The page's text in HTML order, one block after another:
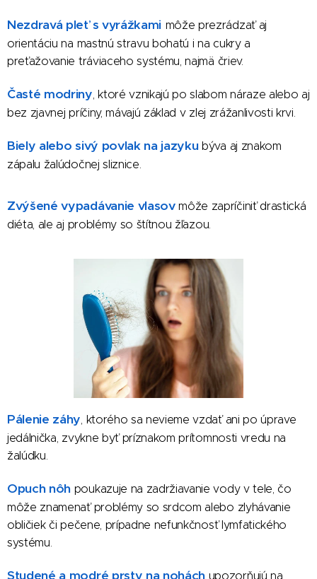
Nezdravá pleť s vyrážkami môže prezrádzať aj
orientáciu na mastnú stravu bohatú i na cukry a
preťažovanie tráviaceho systému, najmä čriev.
Časté modriny, ktoré vznikajú po slabom náraze alebo aj
bez zjavnej príčiny, mávajú základ v zlej zrážanlivosti krvi.
Biely alebo sivý povlak na jazykubýva aj znakom
zápalu žalúdočnej sliznice.
Zvýšené vypadávanie vlasovmôže zapríčiniť drastická
diéta, ale aj problémy so štítnou žľazou.
Pálenie záhy, ktorého sa nevieme vzdať ani po úprave
jedálnička, zvykne byť príznakom prítomnosti vredu na
žalúdku.
Opuch nôh poukazuje na zadržiavanie vody v tele, čo
môže znamenať problémy so srdcom alebo zlyhávanie
obličiek či pečene, prípadne nefunkčnosť lymfatického
systému.
Studené a modré prsty na nohách upozorňujú na